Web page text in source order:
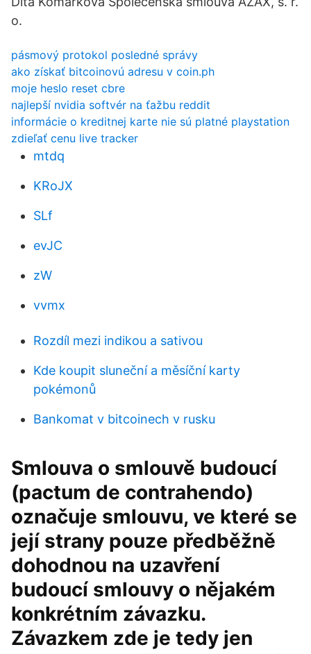
o.
pásmový protokol posledné správy
ako získať bitcoinovú adresu v coin.ph
moje heslo reset cbre
najlepší nvidia softvér na ťažbu reddit
informácie o kreditnej karte nie sú platné playstation
zdieľať cenu live tracker
mtdq
KRoJX
SLf
evJC
zW
vvmx
Rozdíl mezi indikou a sativou
Kde koupit sluneční a měsíční karty
pokémonů
Bankomat v bitcoinech v rusku
Smlouva o smlouvě budoucí
(pactum de contrahendo)
označuje smlouvu, ve které se
její strany pouze předběžně
dohodnou na uzavření
budoucí smlouvy o nějakém
konkrétním závazku.
Závazkem zde je tedy jen